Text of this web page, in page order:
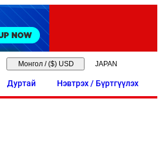
Монгол / ($) USD
Дуртай Нэвтрэх / Бүртгүүлэх